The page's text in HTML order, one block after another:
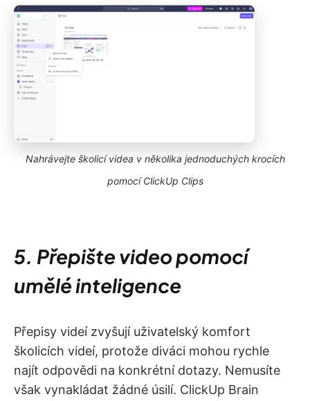
Nahrávejte školicí videa v několika jednoduchých krocích
pomocí ClickUp Clips
5. Přepište video pomocí
umělé inteligence
Přepisy videí zvyšují uživatelský komfort
školicích videí, protože diváci mohou rychle
najít odpovědi na konkrétní dotazy. Nemusíte
však vynakládat žádné úsilí. ClickUp Brain